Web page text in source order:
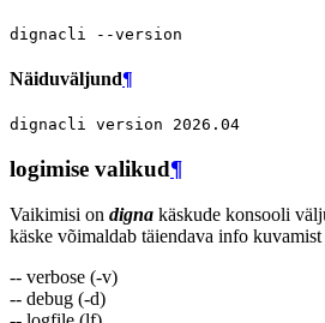
dignacli
Näiduväljund¶
dignacli version 2026
logimise valikud¶
Vaikimisi on digna käskude konsooli
käske võimaldab täiendava info
-- verbose (-v)
-- debug (-d)